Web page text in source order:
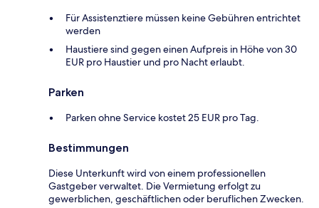
Für Assistenztiere müssen keine Gebühren entrichtet
werden
Haustiere sind gegen einen Aufpreis in Höhe von 30
EUR pro Haustier und pro Nacht erlaubt.
Parken
Parken ohne Service kostet 25 EUR pro Tag.
Bestimmungen
Diese Unterkunft wird von einem professionellen
Gastgeber verwaltet. Die Vermietung erfolgt zu
gewerblichen, geschäftlichen oder beruflichen Zwecken.